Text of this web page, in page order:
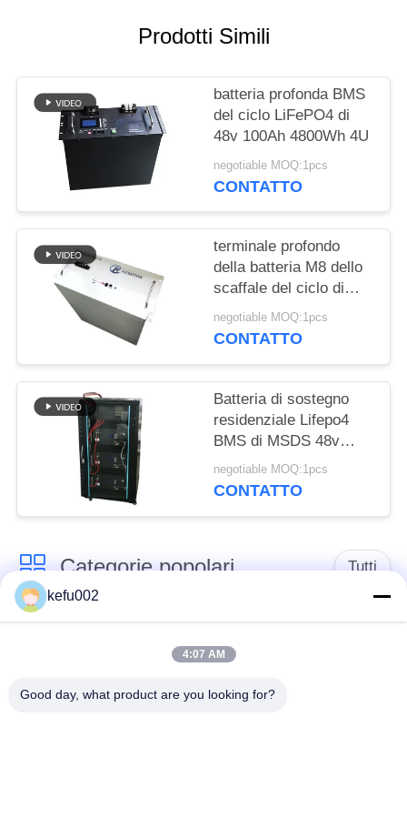
PRIVACY
POLICY
Prodotti Simili
batteria profonda BMS
del ciclo LiFePO4 di
48v 100Ah 4800Wh 4U
negotiable MOQ:1pcs
CONTATTO
terminale profondo
della batteria M8 dello
scaffale del ciclo di
9600Wh 48v 150Ah
200Ah
negotiable MOQ:1pcs
CONTATTO
Batteria di sostegno
residenziale Lifepo4
BMS di MSDS 48v
450Ah
negotiable MOQ:1pcs
CONTATTO
Categorie popolari Tutti
Batteria profonda del
ciclo LiFePo4
Batteria ricaricabile
Batteria solare
kefu002
4:07 AM
Good day, what product are you looking for?